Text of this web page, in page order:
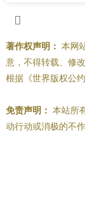
著作权声明： 本网
意，不得转载、修
根据《世界版权公
免责声明： 本站所
动行动或消极的不